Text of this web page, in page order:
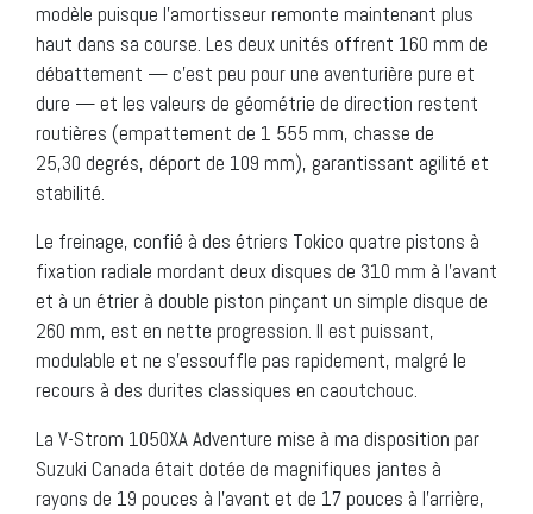
modèle puisque l’amortisseur remonte maintenant plus
haut dans sa course. Les deux unités offrent 160 mm de
débattement — c’est peu pour une aventurière pure et
dure — et les valeurs de géométrie de direction restent
routières (empattement de 1 555 mm, chasse de
25,30 degrés, déport de 109 mm), garantissant agilité et
stabilité.
Le freinage, confié à des étriers Tokico quatre pistons à
fixation radiale mordant deux disques de 310 mm à l’avant
et à un étrier à double piston pinçant un simple disque de
260 mm, est en nette progression. Il est puissant,
modulable et ne s’essouffle pas rapidement, malgré le
recours à des durites classiques en caoutchouc.
La V-Strom 1050XA Adventure mise à ma disposition par
Suzuki Canada était dotée de magnifiques jantes à
rayons de 19 pouces à l’avant et de 17 pouces à l’arrière,